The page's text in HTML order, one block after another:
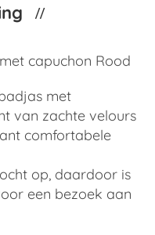
capuchon Rood
met
van zachte velours
comfortabele
op, daardoor is
een bezoek aan